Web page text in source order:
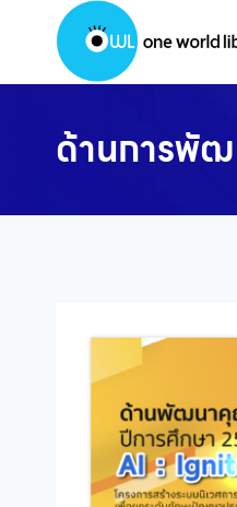
content
ด้านการพั